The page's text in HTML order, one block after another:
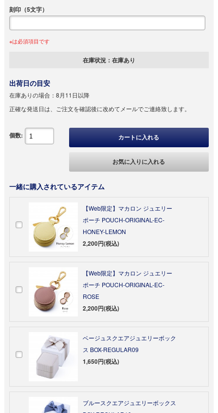
刻印（5文字）
※は必須項目です
在庫状況： 在庫あり
出荷日の目安
在庫ありの場合： 8月11日以降
正確な発送日は、ご注文を確認後に改めてメールでご連絡致します。
個数: カートに入れる
お気に入りに入れる
一緒に購入されているアイテム
【Web限定】マカロン ジュエリー
ポーチ POUCH-ORIGINAL-EC-
HONEY-LEMON
2,200円(税込)
【Web限定】マカロン ジュエリー
ポーチ POUCH-ORIGINAL-EC-
ROSE
2,200円(税込)
ベージュスクエアジュエリーボック
ス BOX-REGULAR09
1,650円(税込)
ブルースクエアジュエリーボックス